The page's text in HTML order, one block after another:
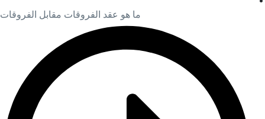
ما هو عقد الفروقات مقابل الفروقات